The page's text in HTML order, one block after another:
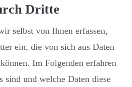
Dritte
selbst von Ihnen erfassen,
ein, die von sich aus Daten
Im Folgenden erfahren
sind und welche Daten diese